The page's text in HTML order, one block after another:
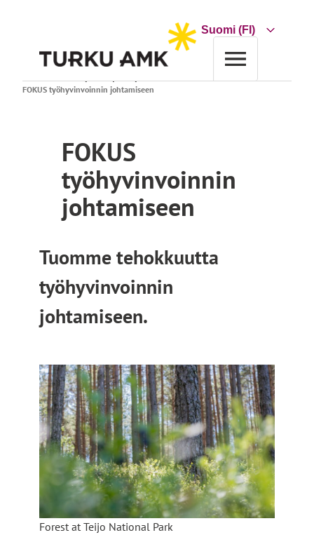
Choose
FOKUS työhyvinvoinnin johtamiseen
FOKUS
työhyvinvoinnin
johtamiseen
Tuomme tehokkuutta
työhyvinvoinnin
johtamiseen.
Forest at Teijo National Park